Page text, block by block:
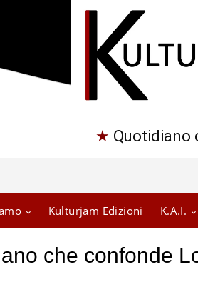
★ Quotidiano
Kulturjam Edizioni K.A.I.
che confonde